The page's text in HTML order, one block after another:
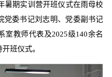
暑期实训营开班仪式在雨母校
党委书记刘志明、党委副书记
室教师代表及2025级140余名
班仪式。